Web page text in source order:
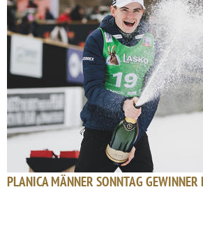
PLANICA MÄNNER SONNTAG GEWINNER